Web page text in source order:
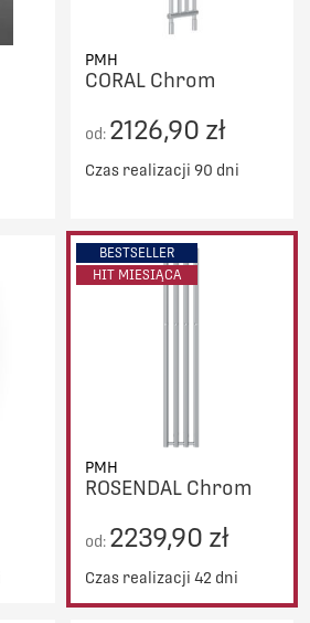
PMH
CORAL Chrom
od: 2126,90 zł
Czas realizacji 90 dni
BESTSELLER
HIT MIESIĄCA
PMH
ROSENDAL Chrom
od: 2239,90 zł
Czas realizacji 42 dni